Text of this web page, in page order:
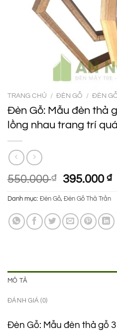
TRANG CHỦ / ĐÈN GỖ / ĐÈN
Đèn Gỗ: Mẫu đèn thả
lồng nhau trang trí
550.000₫
Giá
gốc
là:
550.000 ₫.
395.000₫
là:
Danh mục: Đèn Gỗ, Đèn Gỗ Thả Trần
MÔ TẢ
ĐÁNH GIÁ (0)
Đèn Gỗ: Mẫu đèn thả gỗ